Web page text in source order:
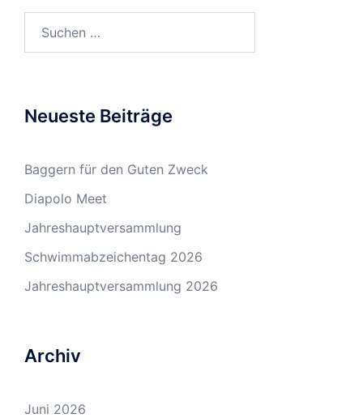
Neueste Beiträge
Baggern für den Guten Zweck
Diapolo Meet
Jahreshauptversammlung
Schwimmabzeichentag 2026
Jahreshauptversammlung 2026
Archiv
Juni 2026